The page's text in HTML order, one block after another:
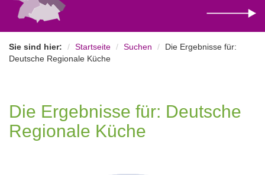
Sie sind hier: Startseite Suchen
Die Ergebnisse für:
Deutsche Regionale Küche
Die Ergebnisse für: Deutsche
Regionale Küche